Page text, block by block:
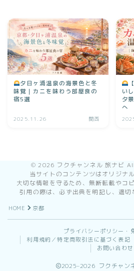
夕日ヶ浦温泉の海景色と冬
味覚｜カニを味わう部屋食の
宿5選
2025.11.26 関西
い
夕
へ
©️ 2026 フクチャンネル 旅ナビ
当サイトのコンテンツはオリジナ
大切な情報を守るため、無断転載やコ
引用の際は、必ず出典を明記し、適切
HOME 京都
プライバシーポリシー・
利用規約／特定商取引法に基づく表記
お問い合わせ
2025–2026 フクチャン